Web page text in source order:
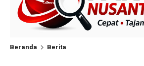
Beranda Berita